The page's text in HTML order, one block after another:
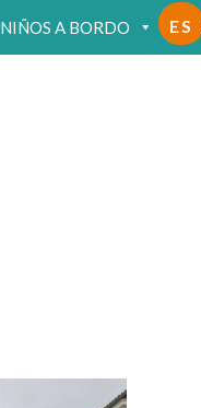
NIÑOS A BORDO ES